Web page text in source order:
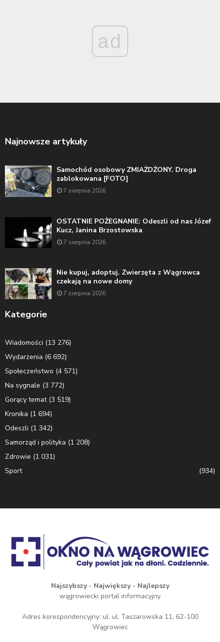
ad
Najnowsze artykuły
Samochód osobowy ZMIAŻDŻONY. Droga
zablokowana [FOTO]
7 sierpnia 2026
OSTATNIE POŻEGNANIE: Odeszli od nas Józef
Kucz, Janina Brzostowska
7 sierpnia 2026
Nie kupuj, adoptuj. Zwierzęta z Wągrowca
czekają na nowe domy
7 sierpnia 2026
Kategorie
Wiadomości (13 276)
Wydarzenia (6 692)
Społeczeństwo (4 571)
Na sygnale (3 772)
Gorący temat(3 519)
Kronika (1 694)
Odeszli (1 342)
Samorząd i polityka (1 208)
Zdrowie (1 031)
Sport
(934)
Najszybszy - Największy - Najlepszy
wągrowiecki portal informacyjny
Adres korespondencyjny: ul. ul. Taszarowska 11, 62-100
Wągrowiec